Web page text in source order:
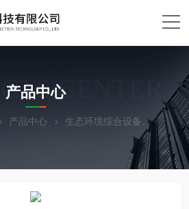
CENTER
产品中心
产品中心 生态环境综合设备 烟气